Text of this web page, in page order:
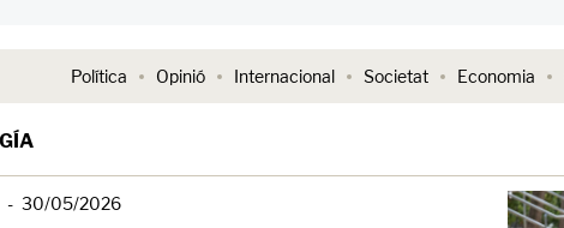
Política Opinió Internacional Societat Economia
- 30/05/2026